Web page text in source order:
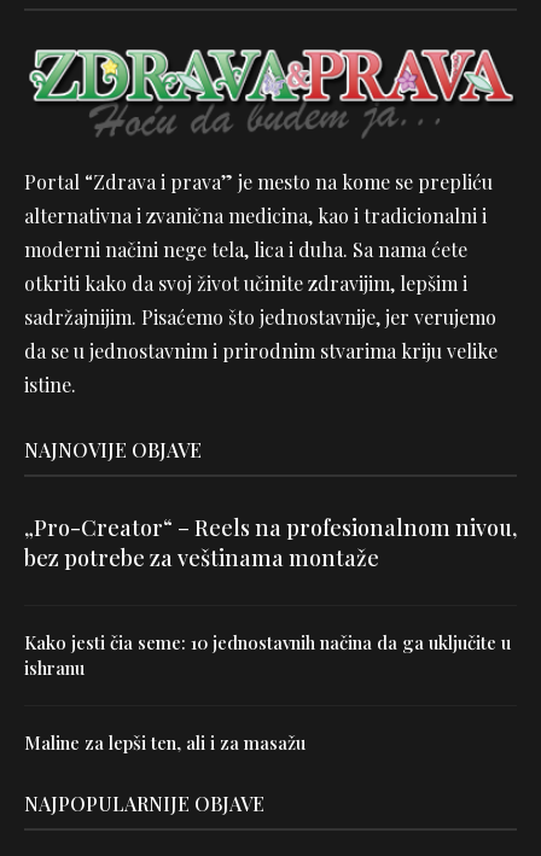
Portal “Zdrava i prava” je mesto na kome se prepliću
alternativna i zvanična medicina, kao i tradicionalni i
moderni načini nege tela, lica i duha. Sa nama ćete
otkriti kako da svoj život učinite zdravijim, lepšim i
sadržajnijim. Pisaćemo što jednostavnije, jer verujemo
da se u jednostavnim i prirodnim stvarima kriju velike
istine.
NAJNOVIJE OBJAVE
„Pro-Creator“ – Reels na profesionalnom nivou,
bez potrebe za veštinama montaže
Kako jesti čia seme: 10 jednostavnih načina da ga uključite u
ishranu
Maline za lepši ten, ali i za masažu
NAJPOPULARNIJE OBJAVE